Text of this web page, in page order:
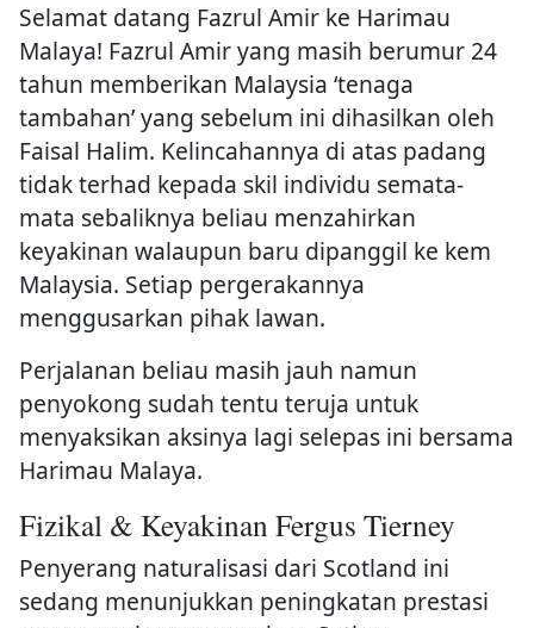
Selamat datang Fazrul Amir ke Harimau
Malaya! Fazrul Amir yang masih berumur 24
tahun memberikan Malaysia ‘tenaga
tambahan’ yang sebelum ini dihasilkan oleh
Faisal Halim. Kelincahannya di atas padang
tidak terhad kepada skil individu semata-
mata sebaliknya beliau menzahirkan
keyakinan walaupun baru dipanggil ke kem
Malaysia. Setiap pergerakannya
menggusarkan pihak lawan.
Perjalanan beliau masih jauh namun
penyokong sudah tentu teruja untuk
menyaksikan aksinya lagi selepas ini bersama
Harimau Malaya.
Fizikal & Keyakinan Fergus Tierney
Penyerang naturalisasi dari Scotland ini
sedang menunjukkan peningkatan prestasi